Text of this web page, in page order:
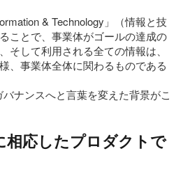
& Technology」（情報と技
ことで、事業体がゴールの達成の
そして利用される全ての情報は、
、事業体全体に関わるものである
ナンスへと言葉を変えた背景がこ
相応したプロダクトで